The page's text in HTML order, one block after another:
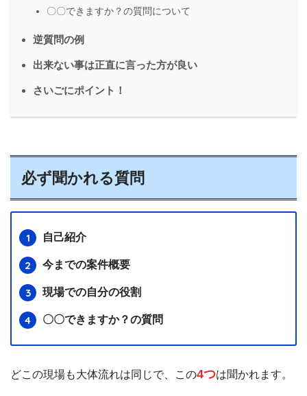
〇〇できますか？の質問について
逆質問の例
出来ない事は正直に言った方が良い
さいごにポイント！
必ず聞かれる質問
自己紹介
今までの案件概要
現場での自分の役割
〇〇できますか？の質問
どこの現場も大体流れは同じで、この4つは聞かれます。